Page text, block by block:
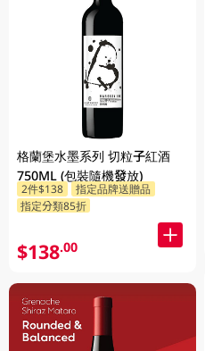
格蘭堡水墨系列 切粒子紅酒
750ML (包裝隨機發放)
2件$138
指定品牌送贈品
指定分類85折
$138.00